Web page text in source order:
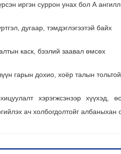
иргэн суррон унах бол А
дугаар, тэмдэглэгээтэй байх
каск, бээлий заавал өмсөх
гарын дохио, хоёр талын
хэрэгжсэнээр хүүхэд,
ач холбогдолтойг албаныхан